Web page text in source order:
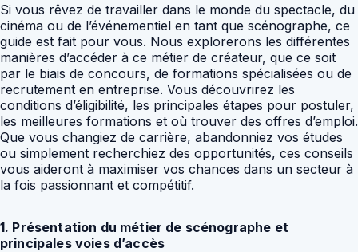
Si vous rêvez de travailler dans le monde du spectacle, du
cinéma ou de l’événementiel en tant que scénographe, ce
guide est fait pour vous. Nous explorerons les différentes
manières d’accéder à ce métier de créateur, que ce soit
par le biais de concours, de formations spécialisées ou de
recrutement en entreprise. Vous découvrirez les
conditions d’éligibilité, les principales étapes pour postuler,
les meilleures formations et où trouver des offres d’emploi.
Que vous changiez de carrière, abandonniez vos études
ou simplement recherchiez des opportunités, ces conseils
vous aideront à maximiser vos chances dans un secteur à
la fois passionnant et compétitif.
1. Présentation du métier de scénographe et
principales voies d’accès